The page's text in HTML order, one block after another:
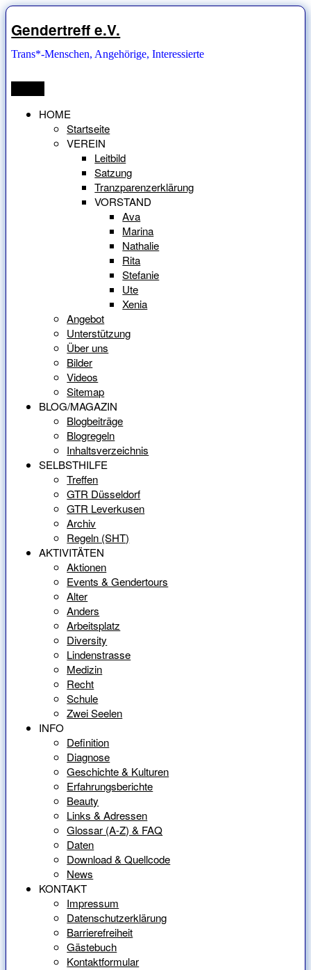
Zum
Inhalt
springen
Gendertreff e.V.
Trans*-Menschen, Angehörige, Interessierte
HOME
Startseite
VEREIN
Leitbild
Satzung
Tranzparenzerklärung
VORSTAND
Ava
Marina
Nathalie
Rita
Stefanie
Ute
Xenia
Angebot
Unterstützung
Über uns
Bilder
Videos
Sitemap
BLOG/MAGAZIN
Blogbeiträge
Blogregeln
Inhaltsverzeichnis
SELBSTHILFE
Treffen
GTR Düsseldorf
GTR Leverkusen
Archiv
Regeln (SHT)
AKTIVITÄTEN
Aktionen
Events & Gendertours
Alter
Anders
Arbeitsplatz
Diversity
Lindenstrasse
Medizin
Recht
Schule
Zwei Seelen
INFO
Definition
Diagnose
Geschichte & Kulturen
Erfahrungsberichte
Beauty
Links & Adressen
Glossar (A-Z) & FAQ
Daten
Download & Quellcode
News
KONTAKT
Impressum
Datenschutzerklärung
Barrierefreiheit
Gästebuch
Kontaktformular